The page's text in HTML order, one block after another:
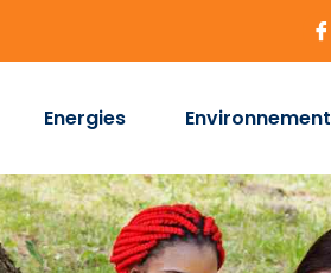
Energies Environnement